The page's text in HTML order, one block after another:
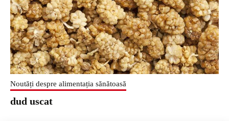
Noutăți despre alimentația sănătoasă
dud uscat